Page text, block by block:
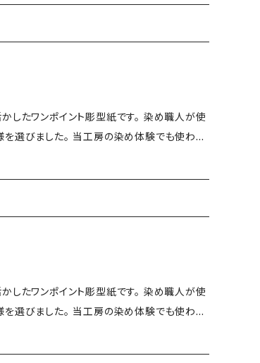
※ 市内の駅から近い会場を予定しておりま
たワンポイント彫型紙です。 染め職人が使
選びました。 当工房の染め体験でも使われ
和紙の型紙に小紋糊を重ねのりが乾いたと
かる技法です。 また、同じ型紙を使っても
文を頂いてから
しますこと、ご了承くださいませ。
たワンポイント彫型紙です。 染め職人が使
選びました。 当工房の染め体験でも使われ